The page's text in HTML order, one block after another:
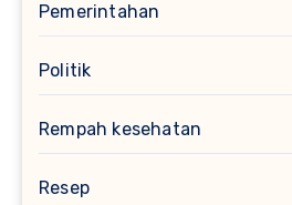
Pemerintahan
Politik
Rempah kesehatan
Resep